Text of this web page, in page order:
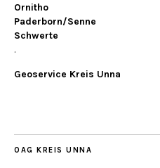
Ornitho
Paderborn/Senne
Schwerte
.
Geoservice Kreis Unna
OAG KREIS UNNA